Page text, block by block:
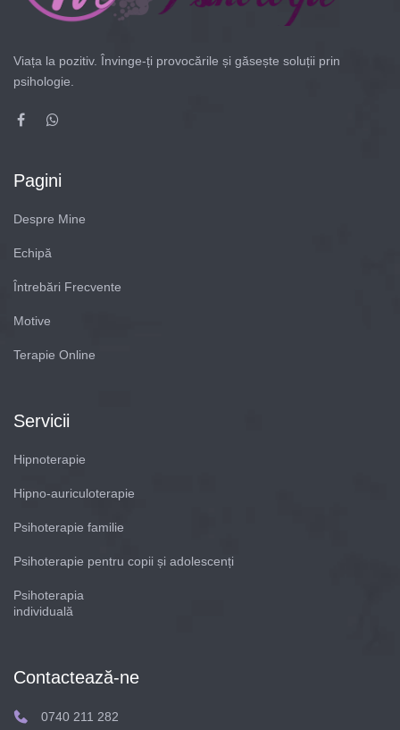
Viața la pozitiv. Învinge-ți provocările și găsește soluții prin
psihologie.
Pagini
Despre Mine
Echipă
Întrebări Frecvente
Motive
Terapie Online
Servicii
Hipnoterapie
Hipno-auriculoterapie
Psihoterapie familie
Psihoterapie pentru copii și adolescenți
Psihoterapia
individuală
Contactează-ne
0740 211 282